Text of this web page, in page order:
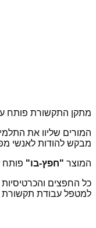
מתקן התקשורת פותח
המורים שליוו את
מבקש להודות לאנשי
המוצר "חפץ-בו" פותח
כל החפצים
למטפל עבודת תקשורת